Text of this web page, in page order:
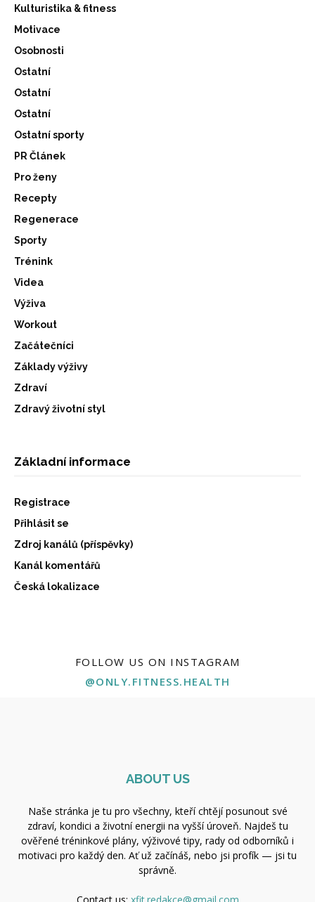
Kulturistika & fitness
Motivace
Osobnosti
Ostatní
Ostatní
Ostatní
Ostatní sporty
PR Článek
Pro ženy
Recepty
Regenerace
Sporty
Trénink
Videa
Výživa
Workout
Začátečníci
Základy výživy
Zdraví
Zdravý životní styl
Základní informace
Registrace
Přihlásit se
Zdroj kanálů (příspěvky)
Kanál komentářů
Česká lokalizace
FOLLOW US ON INSTAGRAM
@ONLY.FITNESS.HEALTH
ABOUT US
Naše stránka je tu pro všechny, kteří chtějí posunout své
zdraví, kondici a životní energii na vyšší úroveň. Najdeš tu
ověřené tréninkové plány, výživové tipy, rady od odborníků i
motivaci pro každý den. Ať už začínáš, nebo jsi profík — jsi tu
správně.
Contact us: xfit.redakce@gmail.com